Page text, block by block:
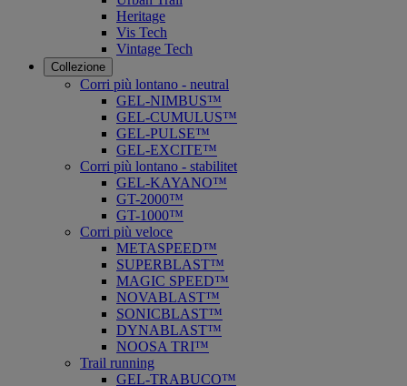
Heritage
Vis Tech
Vintage Tech
Collezione
Corri più lontano - neutral
GEL-NIMBUS™
GEL-CUMULUS™
GEL-PULSE™
GEL-EXCITE™
Corri più lontano - stabilitet
GEL-KAYANO™
GT-2000™
GT-1000™
Corri più veloce
METASPEED™
SUPERBLAST™
MAGIC SPEED™
NOVABLAST™
SONICBLAST™
DYNABLAST™
NOOSA TRI™
Trail running
GEL-TRABUCO™